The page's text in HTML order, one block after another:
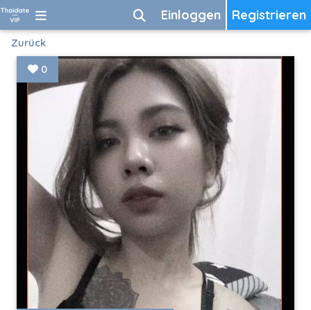
Registrieren
Einloggen
Zurück
0